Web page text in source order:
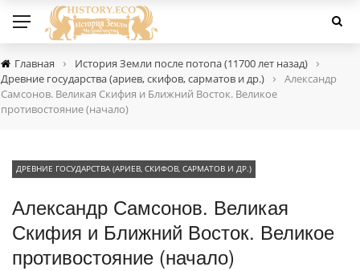
Главная › История Земли после потопа (11700 лет назад) ›
Древние государства (ариев, скифов, сарматов и др.) ›
Александр
Самсонов. Великая Скифия и Ближний Восток. Великое
противостояние (начало)
ДРЕВНИЕ ГОСУДАРСТВА (АРИЕВ, СКИФОВ, САРМАТОВ И ДР.)
Александр Самсонов. Великая
Скифия и Ближний Восток. Великое
противостояние (начало)